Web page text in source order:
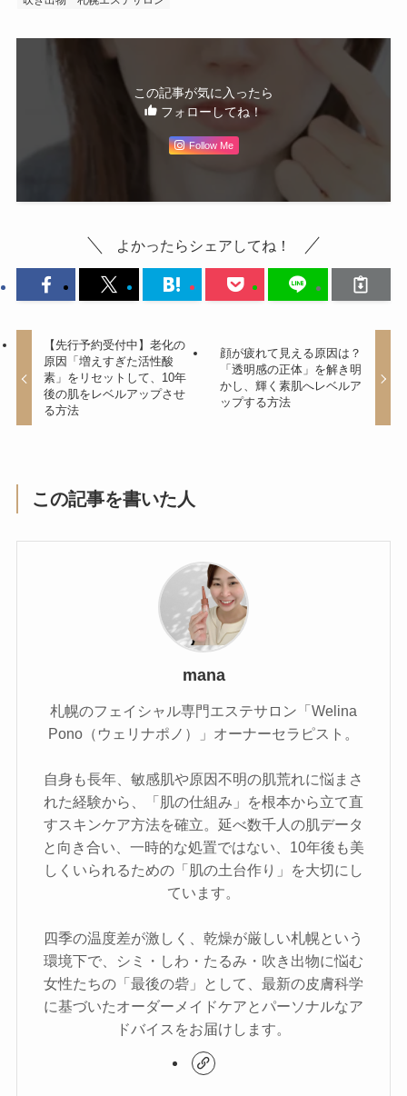
この記事が気に入ったら
フォローしてね！
Follow Me
よかったらシェアしてね！
【先行予約受付中】老化の
原因「増えすぎた活性酸
素」をリセットして、10年
後の肌をレベルアップさせ
る方法
顔が疲れて見える原因は？
「透明感の正体」を解き明
かし、輝く素肌へレベルア
ップする方法
この記事を書いた人
mana
札幌のフェイシャル専門エステサロン「Welina
Pono（ウェリナポノ）」オーナーセラピスト。
自身も長年、敏感肌や原因不明の肌荒れに悩まさ
れた経験から、「肌の仕組み」を根本から立て直
すスキンケア方法を確立。延べ数千人の肌データ
と向き合い、一時的な処置ではない、10年後も美
しくいられるための「肌の土台作り」を大切にし
ています。
四季の温度差が激しく、乾燥が厳しい札幌という
環境下で、シミ・しわ・たるみ・吹き出物に悩む
女性たちの「最後の砦」として、最新の皮膚科学
に基づいたオーダーメイドケアとパーソナルなア
ドバイスをお届けします。